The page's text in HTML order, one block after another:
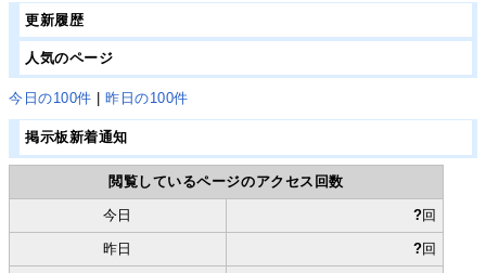
更新履歴
人気のページ
今日の100件 昨日の100件
掲示板新着通知
閲覧しているページのアクセス回数
今日 ?回
昨日 ?回